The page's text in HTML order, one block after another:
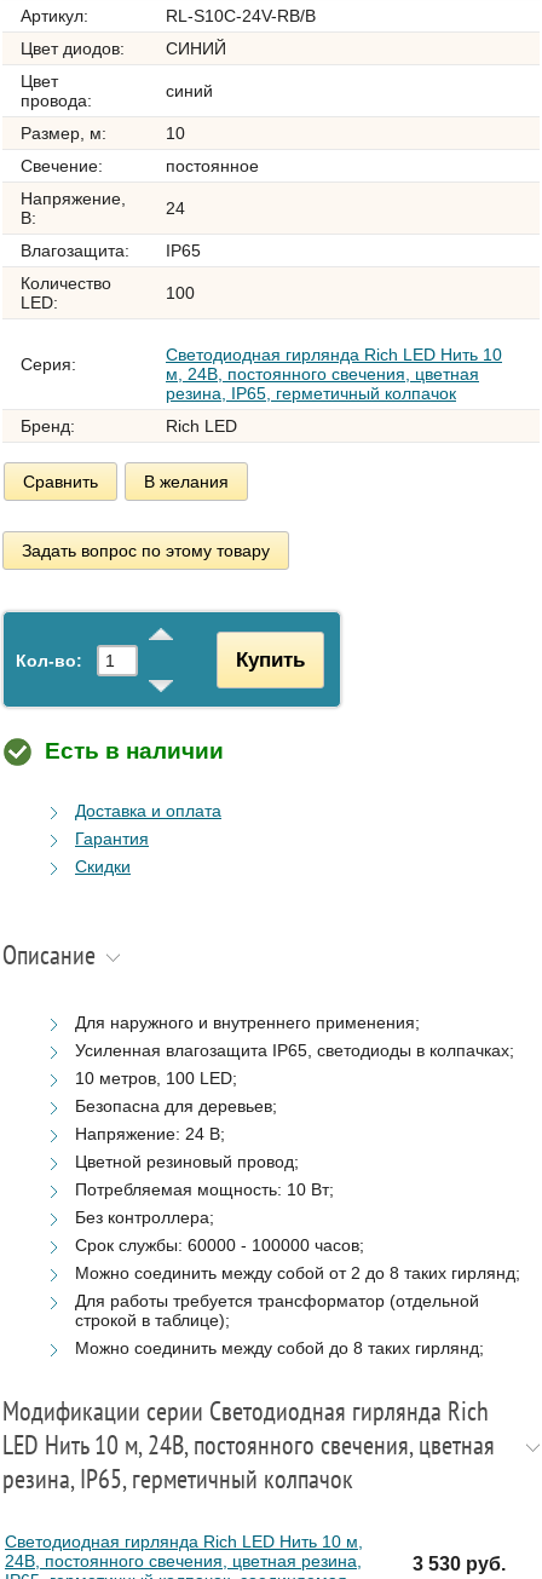
Артикул:
RL-S10C-24V-RB/B
Цвет диодов:
СИНИЙ
Цвет
провода:
синий
Размер, м:
10
Свечение:
постоянное
Напряжение,
В:
24
Влагозащита:
IP65
Количество
LED:
100
Серия:
Светодиодная гирлянда Rich LED Нить 10
м, 24В, постоянного свечения, цветная
резина, IP65, герметичный колпачок
Бренд:
Rich LED
Сравнить В желания
Задать вопрос по этому товару
Кол-во: Купить
Есть в наличии
Доставка и оплата
Гарантия
Скидки
Описание
Для наружного и внутреннего применения;
Усиленная влагозащита IP65, светодиоды в колпачках;
10 метров, 100 LED;
Безопасна для деревьев;
Напряжение: 24 В;
Цветной резиновый провод;
Потребляемая мощность: 10 Вт;
Без контроллера;
Срок службы: 60000 - 100000 часов;
Можно соединить между собой от 2 до 8 таких гирлянд;
Для работы требуется трансформатор (отдельной
строкой в таблице);
Можно соединить между собой до 8 таких гирлянд;
Модификации серии Светодиодная гирлянда Rich
LED Нить 10 м, 24В, постоянного свечения, цветная
резина, IP65, герметичный колпачок
Светодиодная гирлянда Rich LED Нить 10 м,
24В, постоянного свечения, цветная резина,
3 530 руб.